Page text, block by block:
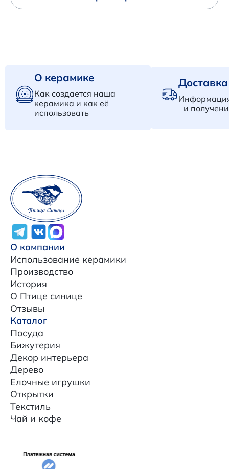
О керамике
Как создается наша
керамика и как её
использовать
и
О компании
Использование керамики
Производство
История
О Птице синице
Отзывы
Каталог
Посуда
Бижутерия
Декор интерьера
Дерево
Елочные игрушки
Открытки
Текстиль
Чай и кофе